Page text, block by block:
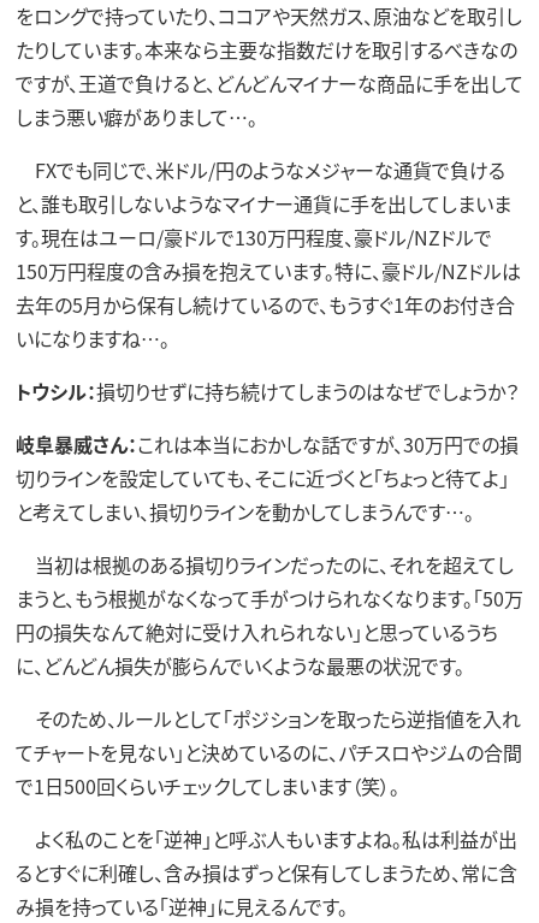
をロングで持っていたり、ココアや天然ガス、原油などを取引し
たりしています。本来なら主要な指数だけを取引するべきなの
ですが、王道で負けると、どんどんマイナーな商品に手を出して
しまう悪い癖がありまして…。
FXでも同じで、米ドル/円のようなメジャーな通貨で負ける
と、誰も取引しないようなマイナー通貨に手を出してしまいま
す。現在はユーロ/豪ドルで130万円程度、豪ドル/NZドルで
150万円程度の含み損を抱えています。特に、豪ドル/NZドルは
去年の5月から保有し続けているので、もうすぐ1年のお付き合
いになりますね…。
トウシル：損切りせずに持ち続けてしまうのはなぜでしょうか？
岐阜暴威さん：これは本当におかしな話ですが、30万円での損
切りラインを設定していても、そこに近づくと「ちょっと待てよ」
と考えてしまい、損切りラインを動かしてしまうんです…。
当初は根拠のある損切りラインだったのに、それを超えてし
まうと、もう根拠がなくなって手がつけられなくなります。「50万
円の損失なんて絶対に受け入れられない」と思っているうち
に、どんどん損失が膨らんでいくような最悪の状況です。
そのため、ルールとして「ポジションを取ったら逆指値を入れ
てチャートを見ない」と決めているのに、パチスロやジムの合間
で1日500回くらいチェックしてしまいます（笑）。
よく私のことを「逆神」と呼ぶ人もいますよね。私は利益が出
るとすぐに利確し、含み損はずっと保有してしまうため、常に含
み損を持っている「逆神」に見えるんです。